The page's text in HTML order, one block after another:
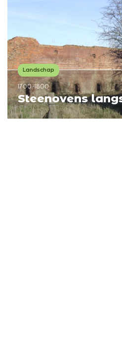
Landschap
1700-1800
Steenovens